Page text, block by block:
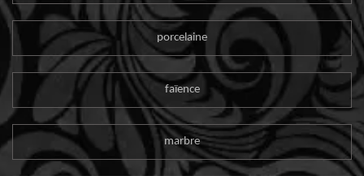
porcelaine
faïence
marbre